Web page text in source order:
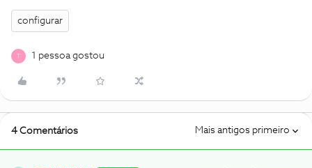
configurar
T 1 pessoa gostou
4 Comentários Mais antigos primeiro